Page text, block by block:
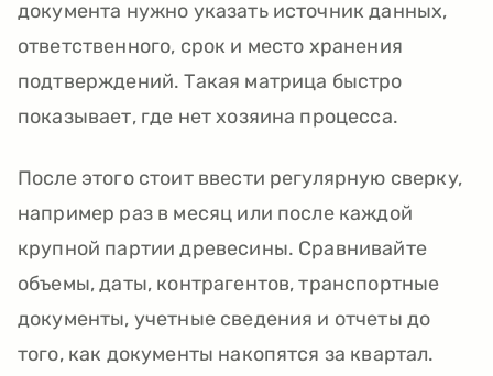
документа нужно указать источник данных,
ответственного, срок и место хранения
подтверждений. Такая матрица быстро
показывает, где нет хозяина процесса.
После этого стоит ввести регулярную сверку,
например раз в месяц или после каждой
крупной партии древесины. Сравнивайте
объемы, даты, контрагентов, транспортные
документы, учетные сведения и отчеты до
того, как документы накопятся за квартал.